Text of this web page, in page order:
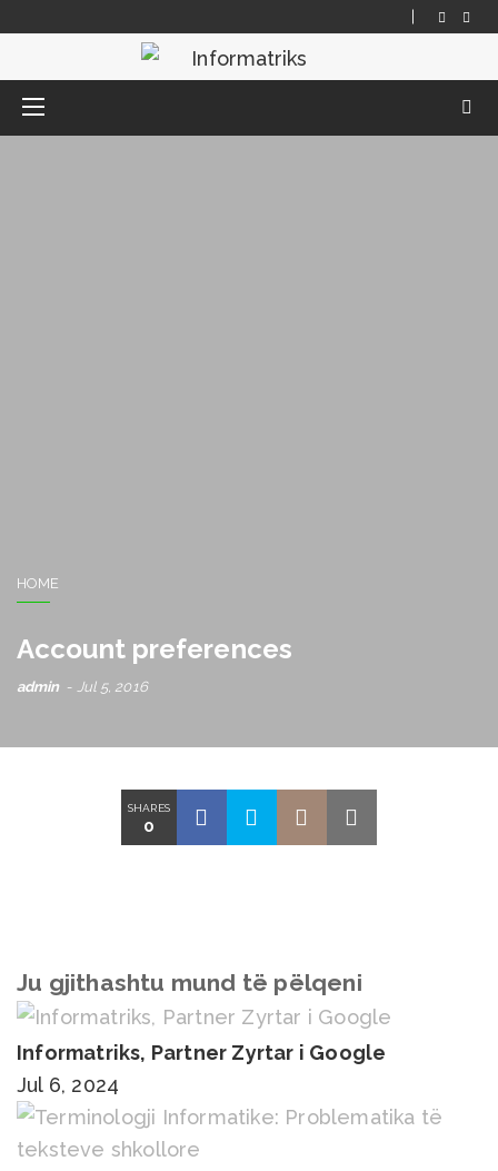
HOME
Account preferences
admin Jul 5, 2016
SHARES
0
Ju gjithashtu mund të pëlqeni
Informatriks, Partner Zyrtar i Google
Jul 6, 2024